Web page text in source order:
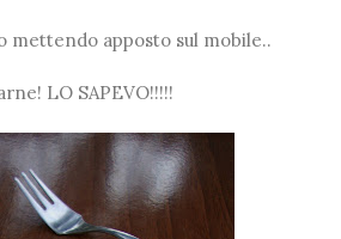
mettendo apposto sul mobile..
LO SAPEVO!!!!!